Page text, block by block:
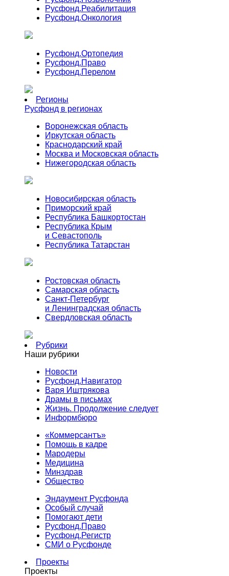
Русфонд.Реабилитация
Русфонд.Онкология
Русфонд.Ортопедия
Русфонд.Право
Русфонд.Перелом
Регионы
Русфонд в регионах
Воронежская область
Иркутская область
Краснодарский край
Москва и Московская область
Нижегородская область
Новосибирская область
Приморский край
Республика Башкортостан
Республика Крым
и Севастополь
Республика Татарстан
Ростовская область
Самарская область
Санкт-Петербург
и Ленинградская область
Свердловская область
Рубрики
Наши рубрики
Новости
Русфонд.Навигатор
Варя Иштрякова
Драмы в письмах
Жизнь. Продолжение следует
Информбюро
«Коммерсантъ»
Помощь в кадре
Мародеры
Медицина
Минздрав
Общество
Эндаумент Русфонда
Особый случай
Помогают дети
Русфонд.Право
Русфонд.Регистр
СМИ о Русфонде
Проекты
Проекты